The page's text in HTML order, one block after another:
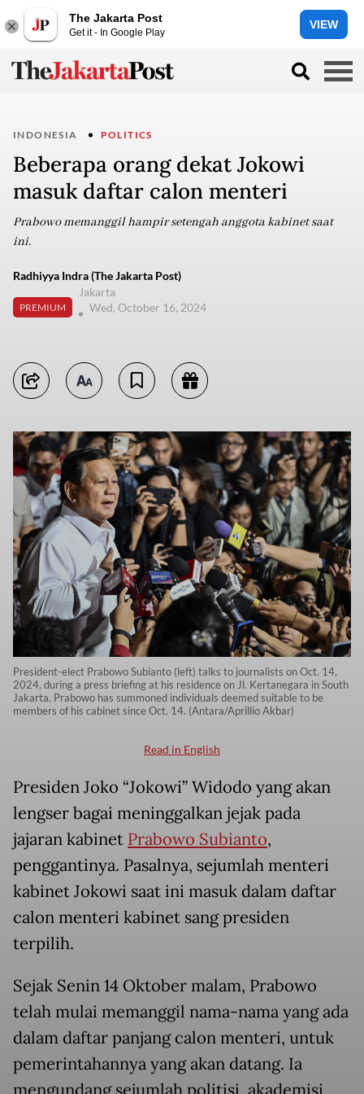
The Jakarta Post
Get it - In Google Play
VIEW
INDONESIA POLITICS
Beberapa orang dekat Jokowi
masuk daftar calon menteri
Prabowo memanggil hampir setengah anggota kabinet saat
ini.
Radhiyya Indra (The Jakarta Post)
PREMIUM
Jakarta
Wed, October 16, 2024
President-elect Prabowo Subianto (left) talks to journalists on Oct. 14,
2024, during a press briefing at his residence on Jl. Kertanegara in South
Jakarta. Prabowo has summoned individuals deemed suitable to be
members of his cabinet since Oct. 14. (Antara/Aprillio Akbar)
Read in English
Presiden Joko “Jokowi” Widodo yang akan
lengser bagai meninggalkan jejak pada
jajaran kabinet Prabowo Subianto,
penggantinya. Pasalnya, sejumlah menteri
kabinet Jokowi saat ini masuk dalam daftar
calon menteri kabinet sang presiden
terpilih.
Sejak Senin 14 Oktober malam, Prabowo
telah mulai memanggil nama-nama yang ada
dalam daftar panjang calon menteri, untuk
pemerintahannya yang akan datang. Ia